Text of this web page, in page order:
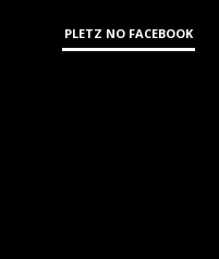
PLETZ NO FACEBOOK